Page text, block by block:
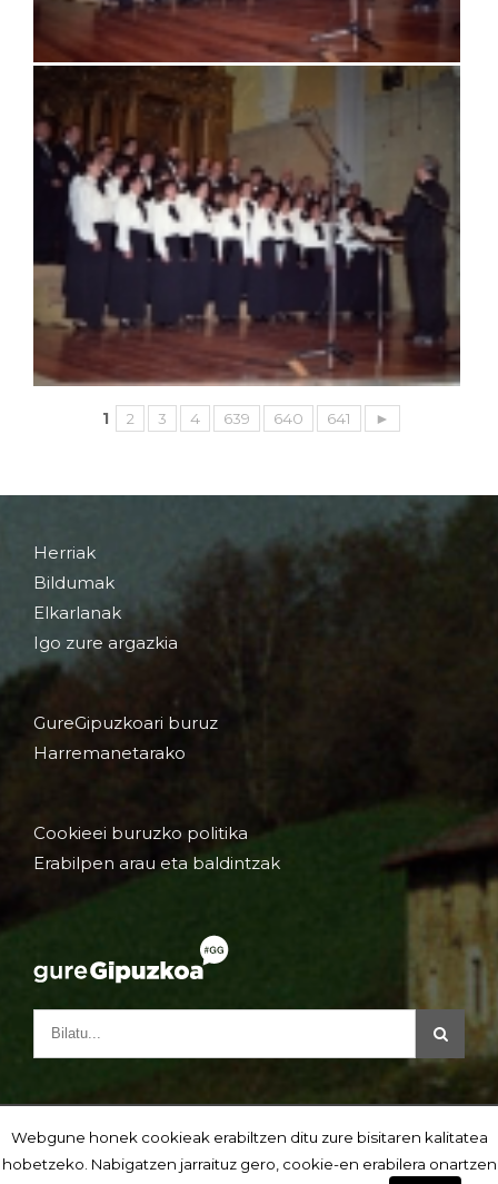
1 2 3 4 639 640 641 ►
Herriak
Bildumak
Elkarlanak
Igo zure argazkia
GureGipuzkoari buruz
Harremanetarako
Cookieei buruzko politika
Erabilpen arau eta baldintzak
Webgune honek cookieak erabiltzen ditu zure bisitaren kalitatea
hobetzeko. Nabigatzen jarraituz gero, cookie-en erabilera onartzen